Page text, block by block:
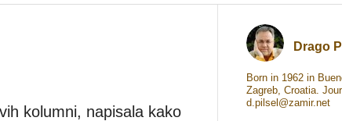
kolumni, napisala kako
Drago
Born in 1962 in
Zagreb, Croatia.
d.pilsel@zamir.net